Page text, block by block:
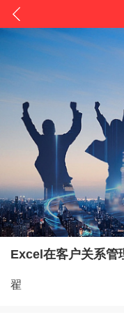
Excel在客户关系管
翟